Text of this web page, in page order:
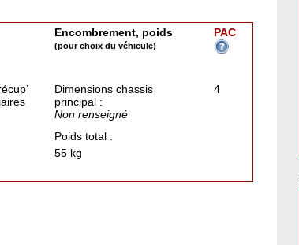
Encombrement, poids
(pour choix du véhicule)
PAC
Dimensions chassis
principal :
Non renseigné
Poids total :
55 kg
4